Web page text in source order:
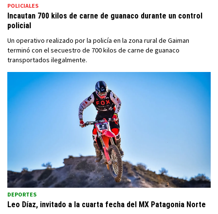
POLICIALES
Incautan 700 kilos de carne de guanaco durante un control
policial
Un operativo realizado por la policía en la zona rural de Gaiman
terminó con el secuestro de 700 kilos de carne de guanaco
transportados ilegalmente.
DEPORTES
Leo Díaz, invitado a la cuarta fecha del MX Patagonia Norte